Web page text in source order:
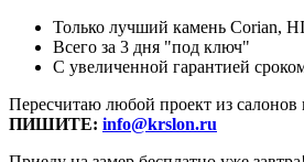
Только лучший камень Corian,
Всего за 3 дня "под ключ"
С увеличенной гарантией
Пересчитаю любой проект из салонов
ПИШИТЕ: info@krslon.ru